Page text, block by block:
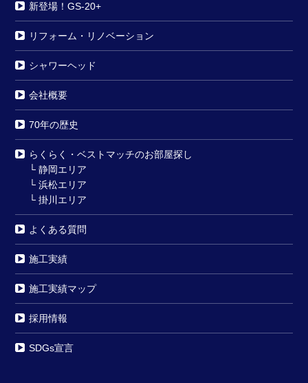
新登場！GS-20+
リフォーム・リノベーション
シャワーヘッド
会社概要
70年の歴史
らくらく・ベストマッチのお部屋探し
└静岡エリア
└浜松エリア
└掛川エリア
よくある質問
施工実績
施工実績マップ
採用情報
SDGs宣言